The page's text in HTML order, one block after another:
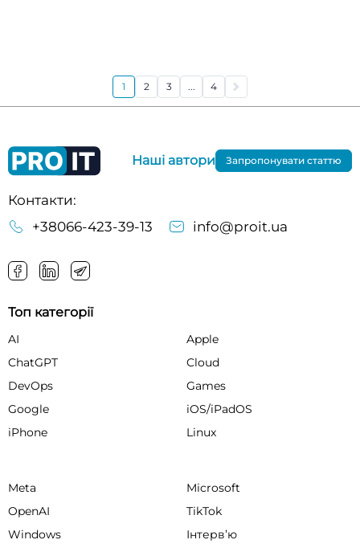
1 2 3 ... 4
Контакти:
+38066-423-39-13
info@proit.ua
Наші автори Запропонувати статтю
Топ категорії
AI
Apple
ChatGPT
Cloud
DevOps
Games
Google
iOS/iPadOS
iPhone
Linux
Meta
Microsoft
OpenAI
TikTok
Windows
Інтервʼю